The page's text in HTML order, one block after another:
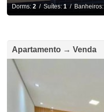
Dorms: 2/ Suítes: 1/ Banheiros:
Apartamento → Venda